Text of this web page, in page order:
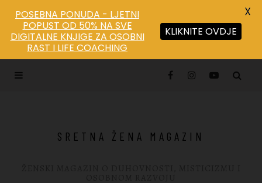
SRETNA ŽENA MAGAZIN
POSEBNA PONUDA - LJETNI
POPUST OD 50% NA SVE
DIGITALNE KNJIGE ZA OSOBNI
RAST I LIFE COACHING
KLIKNITE OVDJE
X
Save